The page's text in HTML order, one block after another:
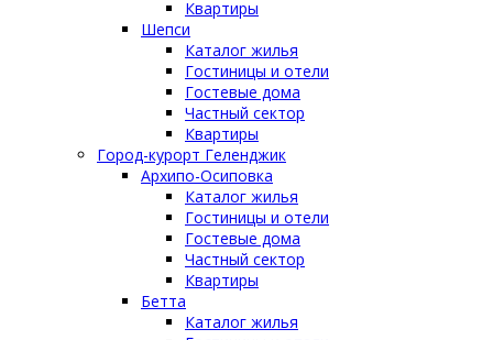
Квартиры
Шепси
Каталог жилья
Гостиницы и отели
Гостевые дома
Частный сектор
Квартиры
Город-курорт Геленджик
Архипо-Осиповка
Каталог жилья
Гостиницы и отели
Гостевые дома
Частный сектор
Квартиры
Бетта
Каталог жилья